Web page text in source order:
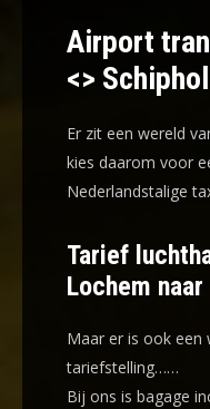
Airport
<>
Er zit een wereld
kies daarom voor
Nederlandstalige
Tarief
Lochem
Maar er is ook een
tariefstelling……
Bij ons is bagage